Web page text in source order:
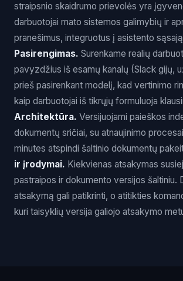
straipsnio skaidrumo prievolės yra
darbuotojai mato sistemos galimybių ir
pranešimus, integruotus į asistento
Pasirengimas. Surenkame realių
pavyzdžius iš esamų kanalų (Slack gijų,
prieš pasirenkant modelį, kad vertinimo
kaip darbuotojai iš tikrųjų formuluoja
Architektūra. Versijuojami paieškos
dokumentų sričiai, su atnaujinimo
minutes atspindi šaltinio dokumentų
ir įrodymai. Kiekvienas atsakymas
pastraipos ir dokumento versijos šaltiniu.
atsakymą gali patikrinti, o atitikties
kuri taisyklių versija galiojo atsakymo